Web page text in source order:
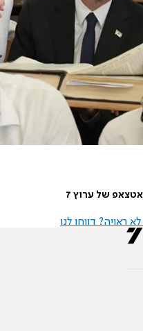
של ערוץ 7
ראויה? דווחו לנו